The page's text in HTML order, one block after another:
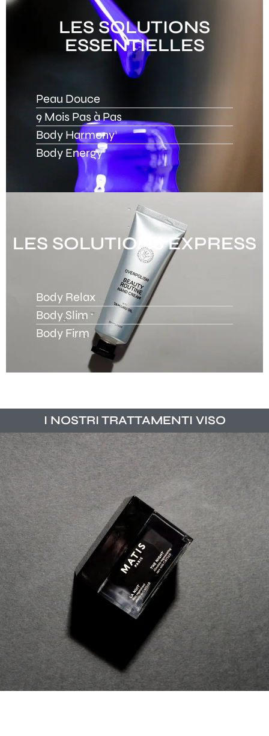
LES SOLUTIONS
ESSENTIELLES
Peau Douce
9 Mois Pas à Pas
Body Harmony
Body Energy
LES SOLUTIONS EXPRESS
Body Relax
Body Slim
Body Firm
I NOSTRI TRATTAMENTI VISO